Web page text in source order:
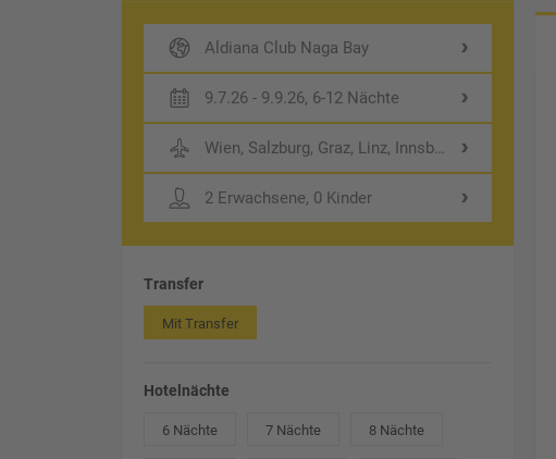
Aldiana Club Naga Bay
9.7.26 - 9.9.26, 6-12 Nächte
Wien, Salzburg, Graz, Linz, Innsbruck
2 Erwachsene, 0 Kinder
Transfer
Mit Transfer
Hotelnächte
6 Nächte 7 Nächte 8 Nächte